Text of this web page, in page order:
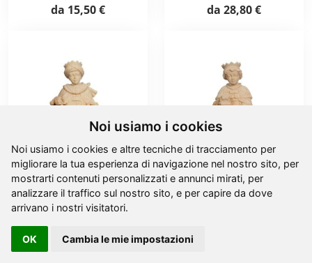
Noi usiamo i cookies
Noi usiamo i cookies e altre tecniche di tracciamento per
migliorare la tua esperienza di navigazione nel nostro sito, per
mostrarti contenuti personalizzati e annunci mirati, per
analizzare il traffico sul nostro sito, e per capire da dove
arrivano i nostri visitatori.
OK Cambia le mie impostazioni
da 15,50 € da 28,80 €
ZI Re Magio con incenso
da28,80 €
ZI Re Magio con